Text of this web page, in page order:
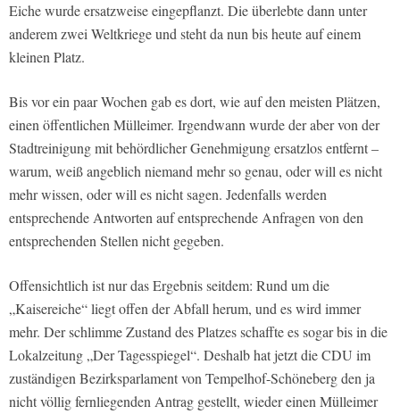
Eiche wurde ersatzweise eingepflanzt. Die überlebte dann unter
anderem zwei Weltkriege und steht da nun bis heute auf einem
kleinen Platz.
Bis vor ein paar Wochen gab es dort, wie auf den meisten Plätzen,
einen öffentlichen Mülleimer. Irgendwann wurde der aber von der
Stadtreinigung mit behördlicher Genehmigung ersatzlos entfernt –
warum, weiß angeblich niemand mehr so genau, oder will es nicht
mehr wissen, oder will es nicht sagen. Jedenfalls werden
entsprechende Antworten auf entsprechende Anfragen von den
entsprechenden Stellen nicht gegeben.
Offensichtlich ist nur das Ergebnis seitdem: Rund um die
„Kaisereiche“ liegt offen der Abfall herum, und es wird immer
mehr. Der schlimme Zustand des Platzes schaffte es sogar bis in die
Lokalzeitung „Der Tagesspiegel“. Deshalb hat jetzt die CDU im
zuständigen Bezirksparlament von Tempelhof-Schöneberg den ja
nicht völlig fernliegenden Antrag gestellt, wieder einen Mülleimer